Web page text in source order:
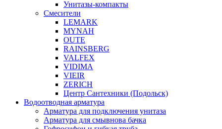
Унитазы-компакты
Смесители
LEMARK
MYNAH
OUTE
RAINSBERG
VALFEX
VIDIMA
VIEIR
ZERICH
Центр Сантехники (Подольск)
Водоотводная арматура
Арматура для подключения унитаза
Арматура для смывнова бачка